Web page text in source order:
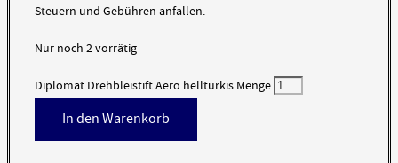
Steuern und Gebühren anfallen.
Nur noch 2 vorrätig
Diplomat Drehbleistift Aero helltürkis Menge
In den Warenkorb